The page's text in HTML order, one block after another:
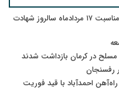
پیام رئیس کل دادگستری استان کرمان به مناسبت ۱۷ مردادماه سالروز شهادت
رفسنجان
احمدآباد با قید فوریت